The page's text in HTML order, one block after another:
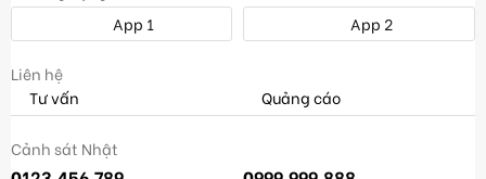
App 1
App 2
Liên hệ
Tư vấn
Quảng cáo
Cảnh sát Nhật